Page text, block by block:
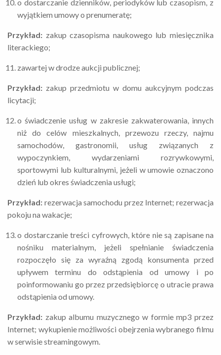
o dostarczanie dzienników, periodyków lub czasopism, z
wyjątkiem umowy o prenumeratę;
Przykład: zakup czasopisma naukowego lub miesięcznika
literackiego;
zawartej w drodze aukcji publicznej;
Przykład: zakup przedmiotu w domu aukcyjnym podczas
licytacji;
o świadczenie usług w zakresie zakwaterowania, innych
niż do celów mieszkalnych, przewozu rzeczy, najmu
samochodów, gastronomii, usług związanych z
wypoczynkiem, wydarzeniami rozrywkowymi,
sportowymi lub kulturalnymi, jeżeli w umowie oznaczono
dzień lub okres świadczenia usługi;
Przykład: rezerwacja samochodu przez Internet; rezerwacja
pokoju na wakacje;
o dostarczanie treści cyfrowych, które nie są zapisane na
nośniku materialnym, jeżeli spełnianie świadczenia
rozpoczęło się za wyraźną zgodą konsumenta przed
upływem terminu do odstąpienia od umowy i po
poinformowaniu go przez przedsiębiorcę o utracie prawa
odstąpienia od umowy.
Przykład: zakup albumu muzycznego w formie mp3 przez
Internet; wykupienie możliwości obejrzenia wybranego filmu
w serwisie streamingowym.